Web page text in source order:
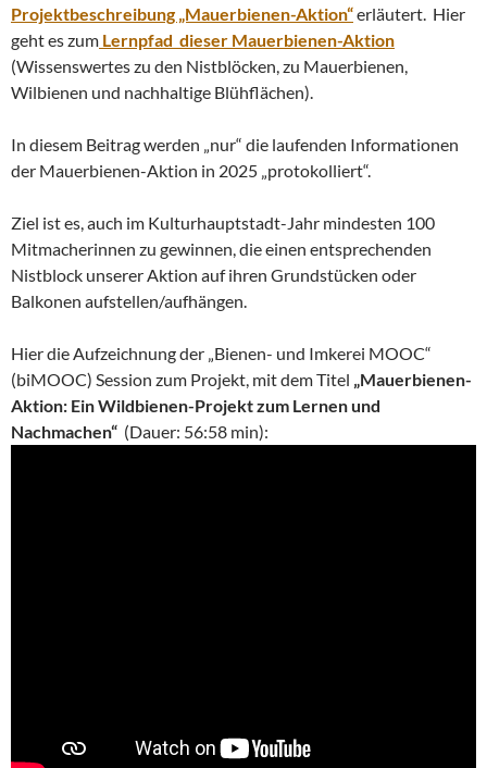
Projektbeschreibung „Mauerbienen-Aktion“erläutert. Hier
geht es zum Lernpfad dieser Mauerbienen-Aktion
(Wissenswertes zu den Nistblöcken, zu Mauerbienen,
Wilbienen und nachhaltige Blühflächen).
In diesem Beitrag werden „nur“ die laufenden Informationen
der Mauerbienen-Aktion in 2025 „protokolliert“.
Ziel ist es, auch im Kulturhauptstadt-Jahr mindesten 100
Mitmacherinnen zu gewinnen, die einen entsprechenden
Nistblock unserer Aktion auf ihren Grundstücken oder
Balkonen aufstellen/aufhängen.
Hier die Aufzeichnung der „Bienen- und Imkerei MOOC“
(biMOOC) Session zum Projekt, mit dem Titel „Mauerbienen-
Aktion: Ein Wildbienen-Projekt zum Lernen und
Nachmachen“ (Dauer: 56:58 min):